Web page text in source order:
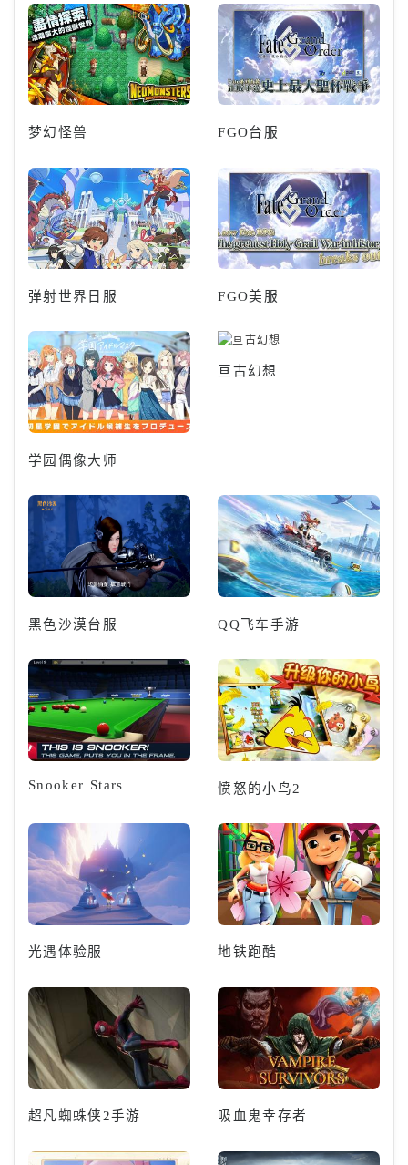
梦幻怪兽 FGO台服
弹射世界日服 FGO美服
学园偶像大师
亘古幻想
黑色沙漠台服 QQ飞车手游
Snooker Stars 愤怒的小鸟2
光遇体验服 地铁跑酷
超凡蜘蛛侠2手游 吸血鬼幸存者